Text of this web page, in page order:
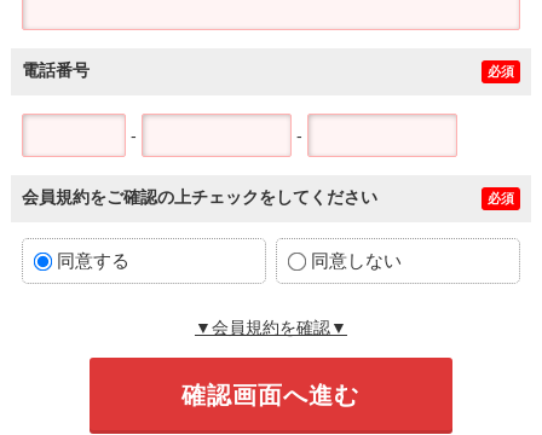
電話番号 必須
- -
会員規約をご確認の上チェックをしてください 必須
同意する 同意しない
▼会員規約を確認▼